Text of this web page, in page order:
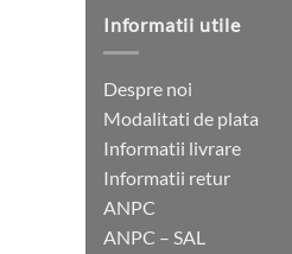
Informatii utile
Despre noi
Modalitati de plata
Informatii livrare
Informatii retur
ANPC
ANPC – SAL